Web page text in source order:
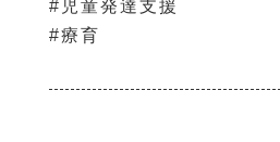
#児童発達支援
#療育